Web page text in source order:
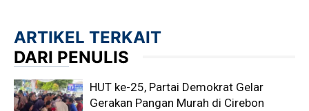
ARTIKEL TERKAIT
DARI PENULIS
HUT ke-25, Partai Demokrat Gelar
Gerakan Pangan Murah di Cirebon